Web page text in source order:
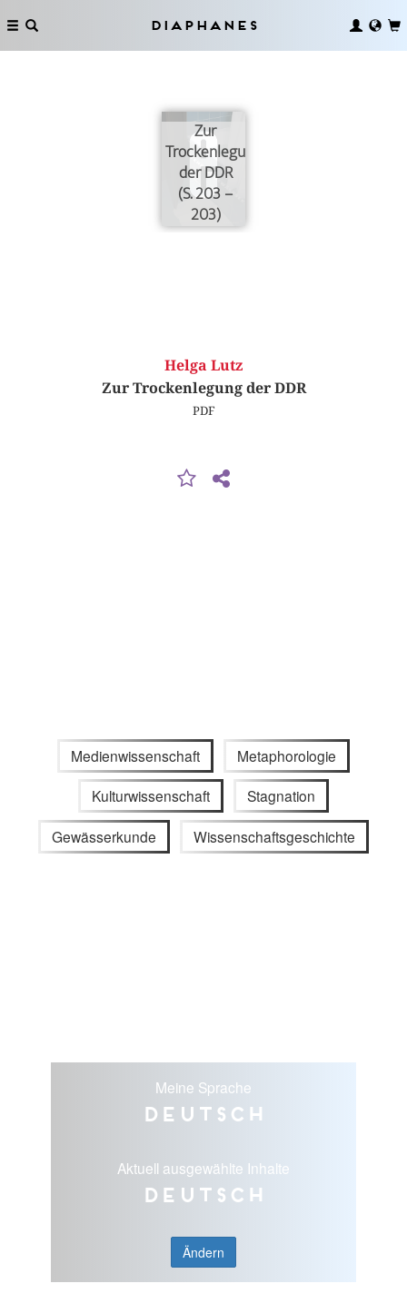
Diaphanes
Zur
Trockenlegung
der DDR
(S. 203 –
203)
Helga Lutz
Zur Trockenlegung der DDR
PDF
Medienwissenschaft Metaphorologie
Kulturwissenschaft Stagnation
Gewässerkunde Wissenschaftsgeschichte
Meine Sprache
Deutsch
Aktuell ausgewählte Inhalte
Deutsch
Ändern